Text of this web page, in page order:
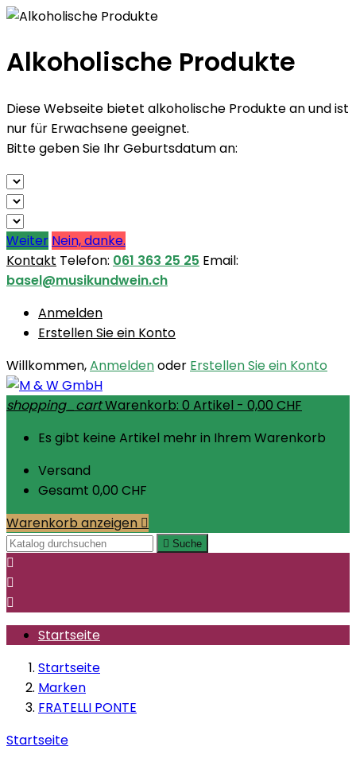
Alkoholische Produkte
Diese Webseite bietet alkoholische Produkte an und ist
nur für Erwachsene geeignet.
Bitte geben Sie Ihr Geburtsdatum an:
Weiter Nein, danke.
Kontakt Telefon: 061 363 25 25 Email:
basel@musikundwein.ch
Anmelden
Erstellen Sie ein Konto
Willkommen,Anmeldenoder Erstellen Sie ein Konto
shopping_cartWarenkorb: 0 Artikel - 0,00 CHF
Es gibt keine Artikel mehr in Ihrem Warenkorb
Versand
Gesamt 0,00 CHF
Warenkorb anzeigen 
 Suche



Startseite
Startseite
Marken
FRATELLI PONTE
Startseite